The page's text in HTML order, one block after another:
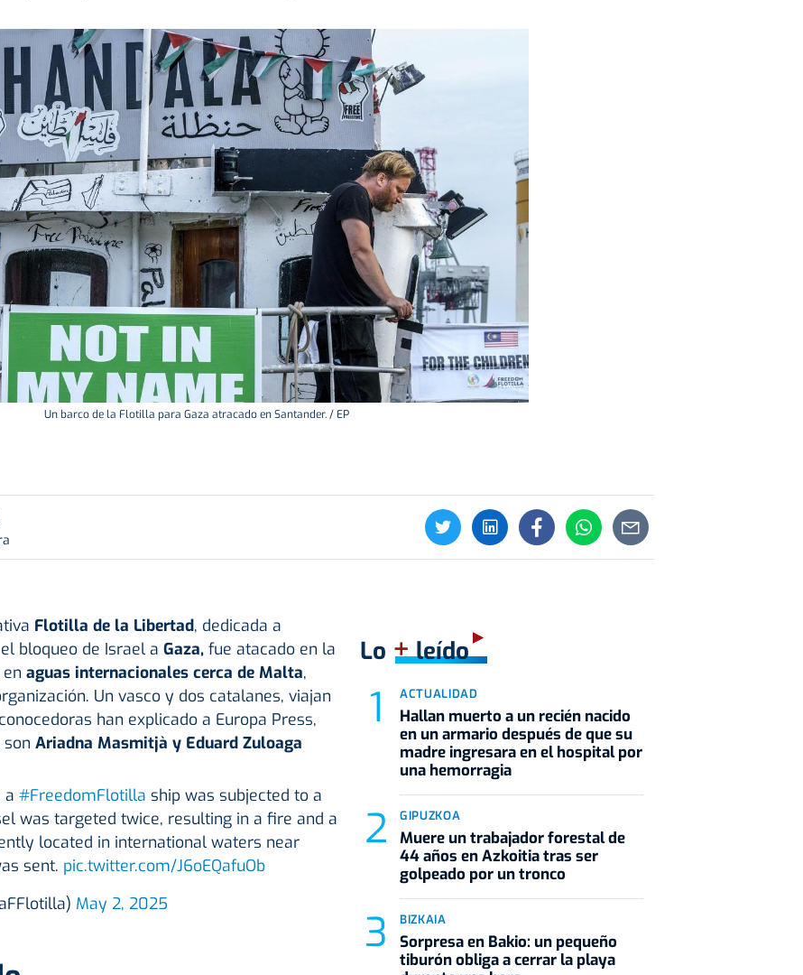
Un barco de la Flotilla para Gaza atracado en Santander. / EP
Flotilla de la Libertad, dedicada a
bloqueo de Israel a Gaza,fue atacado en la
aguas internacionales cerca de Malta,
Un vasco y dos catalanes, viajan
han explicado a Europa Press,
Ariadna Masmitjà y Eduard Zuloaga
a #FreedomFlotilla ship was subjected to a
was targeted twice, resulting in a fire and a
located in international waters near
sent. pic.twitter.com/J6oEQafuOb
May 2, 2025
Lo +leído
ACTUALIDAD
Hallan muerto a un recién nacido
en un armario después de que su
madre ingresara en el hospital por
una hemorragia
GIPUZKOA
Muere un trabajador forestal de
44 años en Azkoitia tras ser
golpeado por un tronco
BIZKAIA
Sorpresa en Bakio: un pequeño
tiburón obliga a cerrar la playa